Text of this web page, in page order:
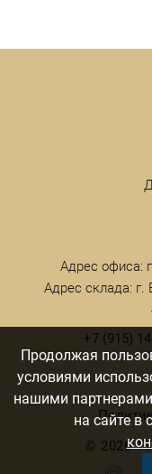
Адрес офиса:
Адрес склада: г.
+7 (915)
© 2026
Продолжая
условиями
нашими
на сайте в